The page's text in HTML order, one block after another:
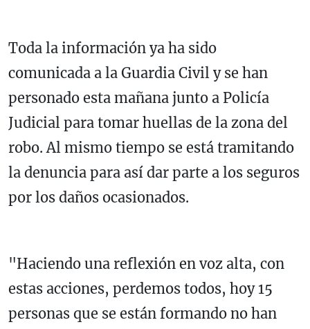
Toda la información ya ha sido
comunicada a la Guardia Civil y se han
personado esta mañana junto a Policía
Judicial para tomar huellas de la zona del
robo. Al mismo tiempo se está tramitando
la denuncia para así dar parte a los seguros
por los daños ocasionados.
"Haciendo una reflexión en voz alta, con
estas acciones, perdemos todos, hoy 15
personas que se están formando no han